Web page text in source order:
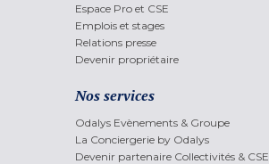
Espace Pro et CSE
Emplois et stages
Relations presse
Devenir propriétaire
Nos services
Odalys Evènements & Groupe
La Conciergerie by Odalys
Devenir partenaire Collectivités & CSE